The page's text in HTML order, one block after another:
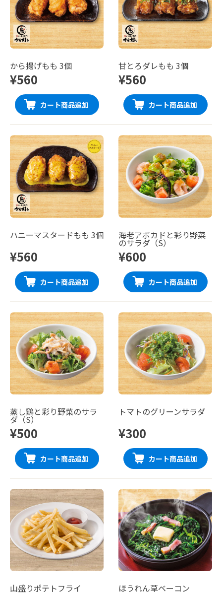
から揚げもも 3個
¥560
カート商品追加
甘とろダレもも 3個
¥560
カート商品追加
ハニーマスタードもも 3個
¥560
カート商品追加
海老アボカドと彩り野菜
のサラダ（S）
¥600
カート商品追加
蒸し鶏と彩り野菜のサラ
ダ（S）
¥500
カート商品追加
トマトのグリーンサラダ
¥300
カート商品追加
山盛りポテトフライ ほうれん草ベーコン